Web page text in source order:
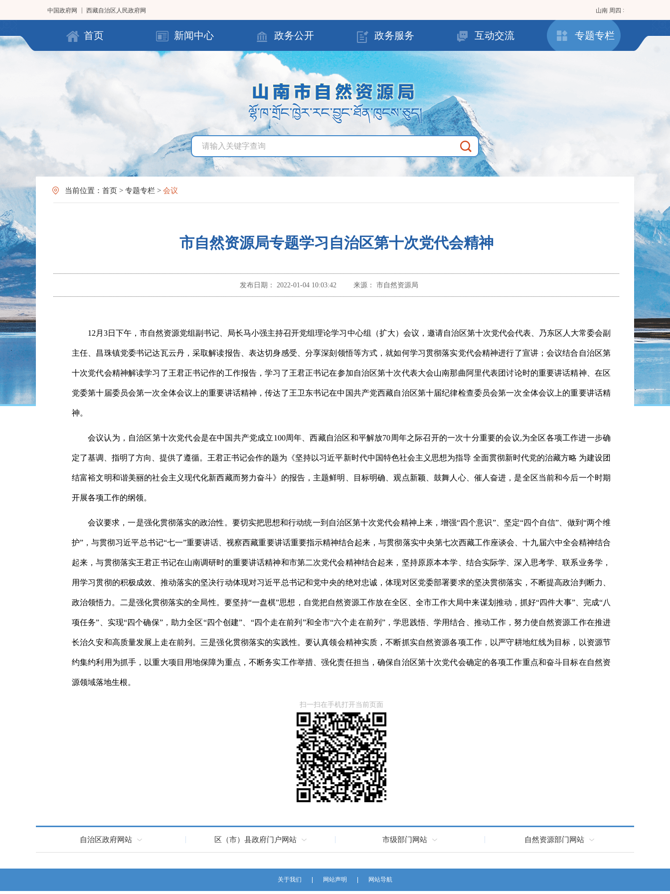
中国政府网 西藏自治区人民政府网 山南 周四 :
首页 新闻中心 政务公开 政务服务 互动交流 专题专栏
当前位置： 首页 > 专题专栏 > 会议
市自然资源局专题学习自治区第十次党代会精神
发布日期： 2022-01-04 10:03:42 来源： 市自然资源局
12月3日下午，市自然资源党组副书记、局长马小强主持召开党组理论学习中心组（扩大）会议，邀请自治区第十次党代会代表、乃东区人大常委会副
主任、昌珠镇党委书记达瓦云丹，采取解读报告、表达切身感受、分享深刻领悟等方式， 就如何学习贯彻落实党代会精神进行了宣讲；会议结合自治区第
十次党代会精神解读学习了王君正书记作的工作报告，学习 了王君正书记在参加自治区第十次代表大会山南那曲阿里代表团讨论时的重要讲话精神、在区
党委第十届委员会第一次全体会议上的重要讲话精神，传达了王卫东书记在中国共产党西藏自治区第十届纪律检查委员会第一次全体会议上的重要讲话精
神。
会议认为， 自治区第十次党代会是在中国共产党成立100周年、西藏自治区和平解放70周年之际召开的一次十分重要的会议,为全区各项工作进一步确
定了基调、指明了方向、提供了遵循。王君正书记会作的题为《坚持以习近平新时代中国特色社会主义思想为指导 全面贯彻新时代党的治藏方略 为建设团
结富裕文明和谐美丽的社会主义现代化新西藏而努力奋斗》的报告，主题鲜明、目标明确、观点新颖、鼓舞人心、催人奋进，是全区当前和今后一个时期
开展各项工作的纲领。
会议要求，一是强化贯彻落实的政治性。要切实把思想和行动统一到自治区第十次党代会精神上来，增强“四个意识”、坚定“四个自信”、做到“两个维
护”，与贯彻习近平总书记“七一”重要讲话、视察西藏重要讲话重要指示精神结合起来，与贯彻落实中央第七次西藏工作座谈会、十九届六中全会精神结合
起来，与贯彻落实王君正书记在山南调研时的重要讲话精神和市第二次党代会精神结合起来，坚持原原本本学、结合实际学、深入思考学、联系业务学，
用学习贯彻的积极成效、推动落实的坚决行动体现对习近平总书记和党中央的绝对忠诚，体现对区党委部署要求的坚决贯彻落实，不断提高政治判断力、
政治领悟力。 二是强化贯彻落实的全局性。要坚持“一盘棋”思想，自觉把自然资源工作放在全区、全市工作大局中来谋划推动，抓好“四件大事”、完成“八
项任务”、实现“四个确保”，助力全区“四个创建”、“四个走在前列”和全市“六个走在前列”，学思践悟、学用结合、推动工作，努力使自然资源工作在推进
长治久安和高质量发展上走在前列。 三是强化贯彻落实的实践性。要认真领会精神实质，不断抓实自然资源各项工作，以严守耕地红线为目标，以资源节
约集约利用为抓手，以重大项目用地保障为重点，不断务实工作举措、强化责任担当，确保自治区第十次党代会确定的各项工作重点和奋斗目标在自然资
源领域落地生根。
扫一扫在手机打开当前页面
自治区政府网站 区（市）县政府门户网站 市级部门网站 自然资源部门网站
关于我们 网站声明 网站导航